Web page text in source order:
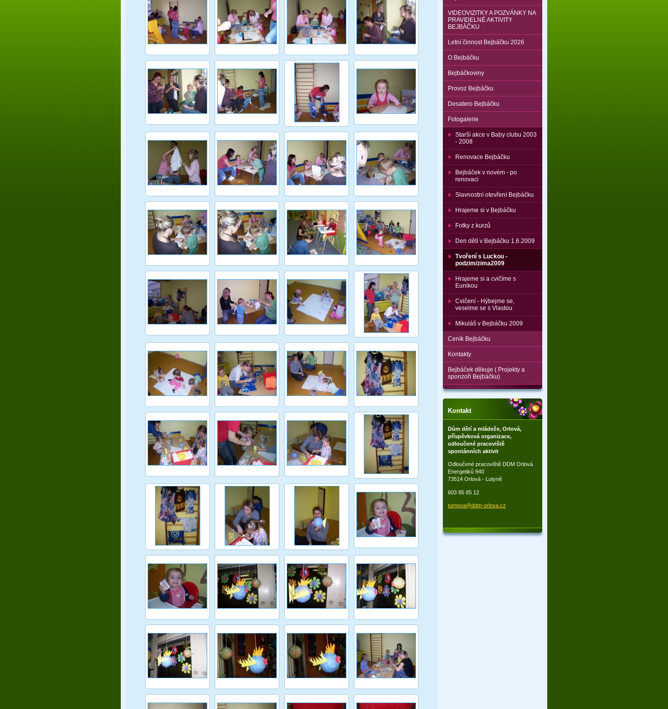
VIDEOVIZITKY A POZVÁNKY NA
PRAVIDELNÉ AKTIVITY
BEJBÁČKU
Letní činnost Bejbáčku 2026
O Bejbáčku
Bejbáčkoviny
Provoz Bejbáčku
Desatero Bejbáčku
Fotogalerie
Starší akce v Baby clubu 2003
- 2008
Renovace Bejbáčku
Bejbáček v novém - po
renovaci
Slavnostní otevření Bejbáčku
Hrajeme si v Bejbáčku
Fotky z kurzů
Den dětí v Bejbáčku 1.6.2009
Tvoření s Luckou -
podzim/zima2009
Hrajeme si a cvičíme s
Eunikou
Cvičení - Hýbejme se,
veselme se s Vlastou
Mikuláš v Bejbáčku 2009
Ceník Bejbáčku
Kontakty
Bejbáček děkuje ( Projekty a
sponzoři Bejbáčku)
Kontakt
Dům dětí a mládeže, Orlová,
příspěvková organizace,
odloučené pracoviště
spontánních aktivit
Odloučené pracoviště DDM Orlová
Energetiků 940
73514 Orlová - Lutyně
603 85 85 12
tumova@ddm-orlova.cz